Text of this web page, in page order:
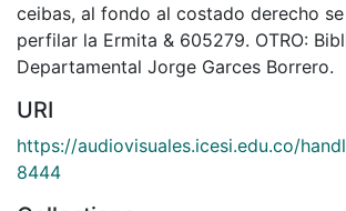
ceibas, al fondo al costado derecho
perfilar la Ermita & 605279. OTRO:
Departamental Jorge Garces Borrero.
URI
https://audiovisuales.icesi.edu.co/
8444